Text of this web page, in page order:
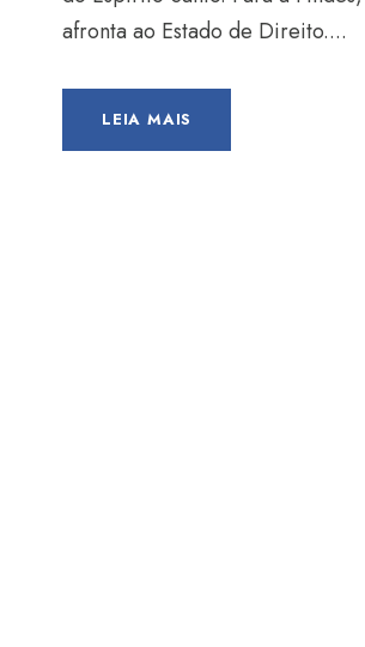
afronta ao Estado de Direito....
LEIA MAIS